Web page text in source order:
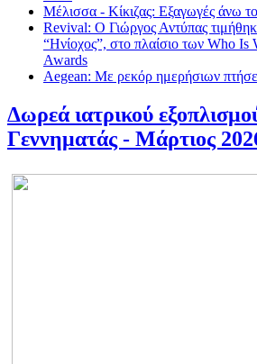
Μέλισσα - Κίκιζας: Εξαγωγές άνω
Revival: Ο Γιώργος Αντύπας
“Ηνίοχος”, στο πλαίσιο των Who
Awards
Aegean: Με ρεκόρ ημερήσιων
Δωρεά ιατρικού
Γεννηματάς - Μάρτιος